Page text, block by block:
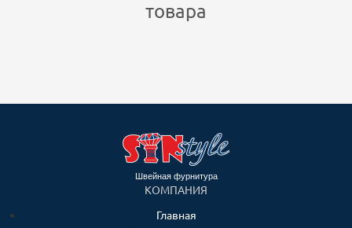
товара
Швейная фурнитура
КОМПАНИЯ
Главная